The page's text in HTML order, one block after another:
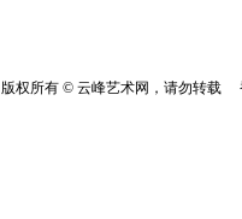
版权所有 © 云峰艺术网，请勿转载